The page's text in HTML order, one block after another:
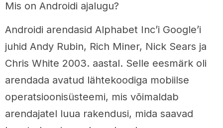
Mis on Androidi ajalugu?
Androidi arendasid ​​Alphabet Inc’i Google’i
juhid Andy Rubin, Rich Miner, Nick Sears ja
Chris White 2003. aastal. Selle eesmärk oli
arendada avatud lähtekoodiga mobiilse
operatsioonisüsteemi, mis võimaldab
arendajatel luua rakendusi, mida saavad